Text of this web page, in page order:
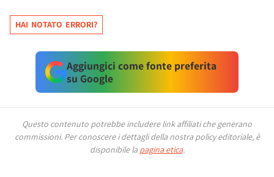
HAI NOTATO ERRORI?
Aggiungici come fonte preferita
su Google
Questo contenuto potrebbe includere link affiliati che generano
commissioni. Per conoscere i dettagli della nostra policy editoriale, è
disponibile la pagina etica.